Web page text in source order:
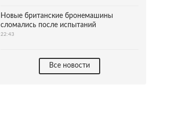
Новые британские бронемашины
сломались после испытаний
22:43
Все новости